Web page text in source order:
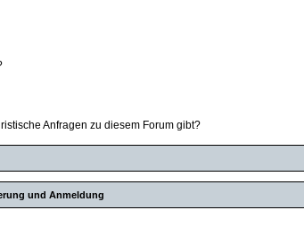
Anfragen zu diesem Forum gibt?
und Anmeldung